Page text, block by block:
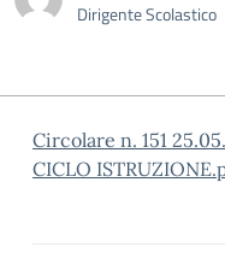
Dirigente Scolastico
Circolare n. 151
CICLO